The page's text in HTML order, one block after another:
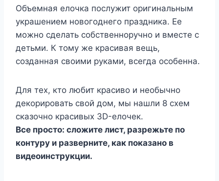
Объемная елочка послужит оригинальным
украшением новогоднего праздника. Ее
можно сделать собственноручно и вместе с
детьми. К тому же красивая вещь,
созданная своими руками, всегда особенна.
Для тех, кто любит красиво и необычно
декорировать свой дом, мы нашли 8 схем
сказочно красивых 3D-елочек.
Все просто: сложите лист, разрежьте по
контуру и разверните, как показано в
видеоинструкции.